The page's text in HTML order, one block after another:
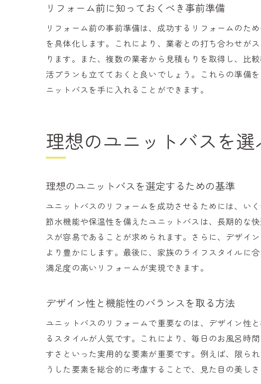
生活の質
地域密着型の
信頼でき
アフター
過去の施
柏市で理想の
計画から完
失敗しな
各段階で
リフォー
理想のユ
リフォーム前に知っておくべき事前準備
リフォーム前の事前準備は、成功するリフォームのた
を具体化します。これにより、業者との打ち合わせが
ります。また、複数の業者から見積もりを取得し、比
活プランも立てておくと良いでしょう。これらの準備
ニットバスを手に入れることができます。
理想のユニットバスを
理想のユニットバスを選定するための基準
ユニットバスのリフォームを成功させるためには、い
節水機能や保温性を備えたユニットバスは、長期的な
スが容易であることが求められます。さらに、デザイ
より豊かにします。最後に、家族のライフスタイルに
満足度の高いリフォームが実現できます。
デザイン性と機能性のバランスを取る方法
ユニットバスのリフォームで重要なのは、デザイン性
るスタイルが人気です。これにより、毎日のお風呂時
すさといった実用的な要素が重要です。例えば、限ら
うした要素を総合的に考慮することで、見た目の美し